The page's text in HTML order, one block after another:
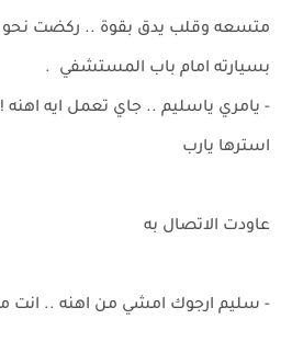
متسعه وقلب يدق بقوة .. ركضت نحو
بسيارته امام باب المستشفي .
- يامري ياسليم .. جاي تعمل ايه
استرها يارب
عاودت الاتصال به
- سليم ارجوك امشي من اهنه .. انت